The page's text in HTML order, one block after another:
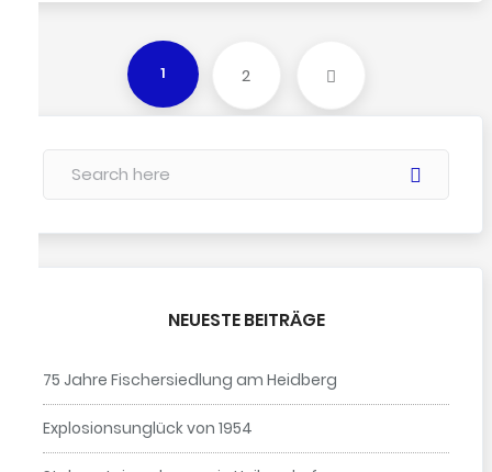
1 2
NEUESTE BEITRÄGE
75 Jahre Fischersiedlung am Heidberg
Explosionsunglück von 1954